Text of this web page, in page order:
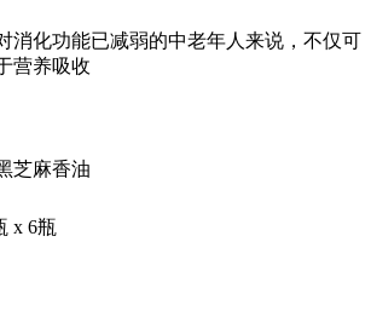
消化功能已减弱的中老年人来说，不仅可
营养吸收
芝麻香油
x 6瓶